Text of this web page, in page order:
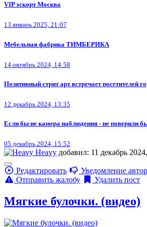
VIP эскорт Москва
13 январь 2025, 21:07
Мебельная фабрика ТИМБЕРИКА
14 октябрь 2024, 14:58
Позитивный стрит арт встречает посетителей
12 декабрь 2024, 13:35
Если бы не камера наблюдения - не поверили
05 декабрь 2024, 15:52
Heavy добавил: 11 декабрь
Редактировать
Уведомление
Отправить жалобу
Удалить пост
Мягкие булочки. (видео)